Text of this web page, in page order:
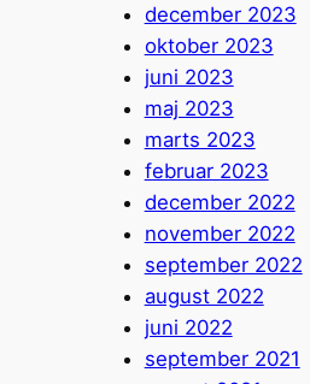
december 2023
oktober 2023
juni 2023
maj 2023
marts 2023
februar 2023
december 2022
november 2022
september 2022
august 2022
juni 2022
september 2021